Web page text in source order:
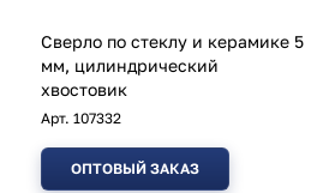
Сверло по стеклу и керамике 5
мм, цилиндрический
хвостовик
Арт. 107332
ОПТОВЫЙ ЗАКАЗ